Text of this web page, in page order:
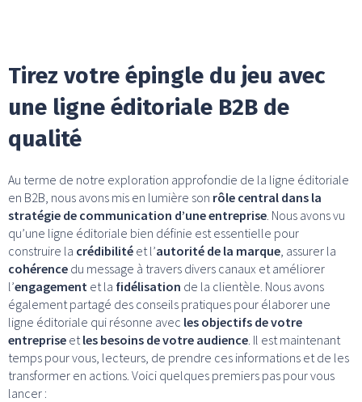
Tirez votre épingle du jeu avec
une ligne éditoriale B2B de
qualité
Au terme de notre exploration approfondie de la ligne éditoriale
en B2B, nous avons mis en lumière son rôle central dans la
stratégie de communication d’une entreprise . Nous avons vu
qu’une ligne éditoriale bien définie est essentielle pour
construire la crédibilité et l’autorité de la marque , assurer la
cohérence du message à travers divers canaux et améliorer
l’engagement et la fidélisation de la clientèle. Nous avons
également partagé des conseils pratiques pour élaborer une
ligne éditoriale qui résonne avec les objectifs de votre
entreprise et les besoins de votre audience . Il est maintenant
temps pour vous, lecteurs, de prendre ces informations et de les
transformer en actions. Voici quelques premiers pas pour vous
lancer :